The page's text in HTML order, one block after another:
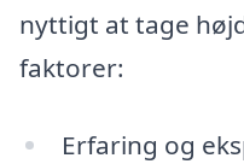
nyttigt at tage
faktorer:
Erfaring og